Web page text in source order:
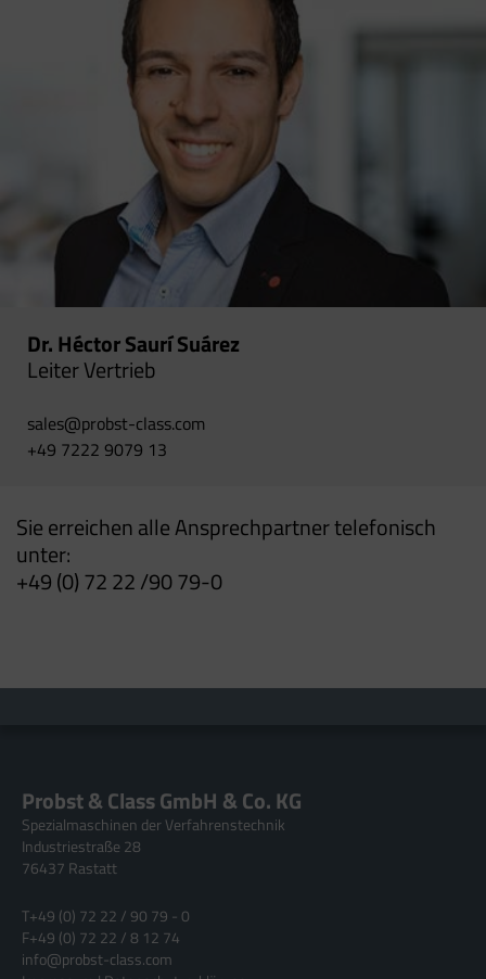
Dr. Héctor Saurí Suárez
Leiter Vertrieb
sales@probst-class.com
+49 7222 9079 13
Sie erreichen alle Ansprechpartner telefonisch
unter:
+49 (0) 72 22 /90 79-0
Probst & Class GmbH & Co. KG
Spezialmaschinen der Verfahrenstechnik
Industriestraße 28
76437 Rastatt
T+49 (0) 72 22 / 90 79 - 0
F+49 (0) 72 22 / 8 12 74
info@probst-class.com